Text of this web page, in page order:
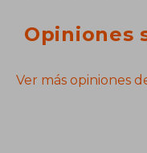
Opiniones
Ver más opiniones